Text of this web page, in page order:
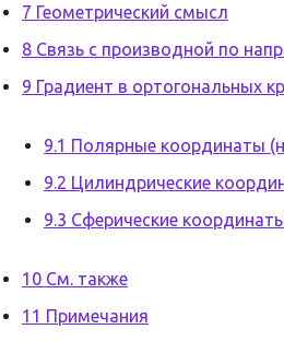
7 Геометрический смысл
8 Связь с производной по
9 Градиент в ортогональных
9.1 Полярные координаты
9.2 Цилиндрические
9.3 Сферические
10 См. также
11 Примечания